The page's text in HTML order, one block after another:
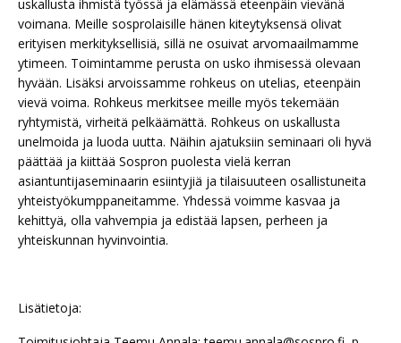
uskallusta ihmistä työssä ja elämässä eteenpäin vievänä
voimana. Meille sosprolaisille hänen kiteytyksensä olivat
erityisen merkityksellisiä, sillä ne osuivat arvomaailmamme
ytimeen. Toimintamme perusta on usko ihmisessä olevaan
hyvään. Lisäksi arvoissamme rohkeus on utelias, eteenpäin
vievä voima. Rohkeus merkitsee meille myös tekemään
ryhtymistä, virheitä pelkäämättä. Rohkeus on uskallusta
unelmoida ja luoda uutta. Näihin ajatuksiin seminaari oli hyvä
päättää ja kiittää Sospron puolesta vielä kerran
asiantuntijaseminaarin esiintyjiä ja tilaisuuteen osallistuneita
yhteistyökumppaneitamme. Yhdessä voimme kasvaa ja
kehittyä, olla vahvempia ja edistää lapsen, perheen ja
yhteiskunnan hyvinvointia.
Lisätietoja: